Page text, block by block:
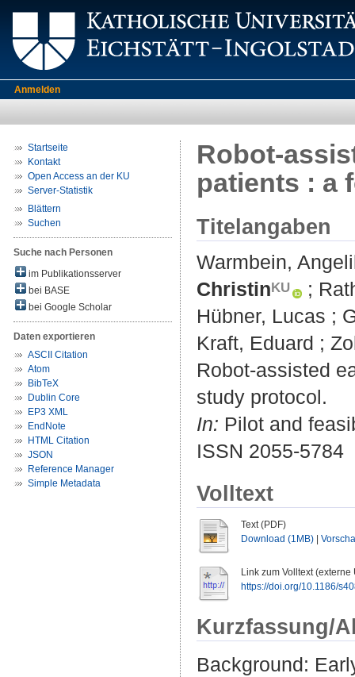
Anmelden
Startseite
Kontakt
Open Access an der KU
Server-Statistik
Blättern
Suchen
Suche nach Personen
im Publikationsserver
bei BASE
bei Google Scholar
Daten exportieren
ASCII Citation
Atom
BibTeX
Dublin Core
EP3 XML
EndNote
HTML Citation
JSON
Reference Manager
Simple Metadata
Robot-
patients : a
Titelangaben
Warmbein,
Christin
;
Hübner, Lucas ;
Kraft, Eduard ;
Robot-assisted
study protocol.
In: Pilot and
ISSN 2055-5784
Volltext
Text (PDF)
Download (1MB)
Link zum Volltext (externe
https://doi.org/10.1186/
Kurzfassung/
Background: